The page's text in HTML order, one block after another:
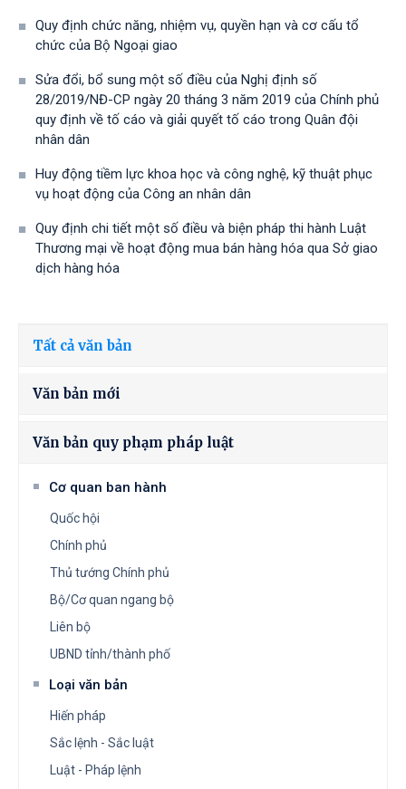
Quy định chức năng, nhiệm vụ, quyền hạn và cơ cấu tổ
chức của Bộ Ngoại giao
Sửa đổi, bổ sung một số điều của Nghị định số
28/2019/NĐ-CР ngày 20 tháng 3 năm 2019 của Chính phủ
quy định về tố cáo và giải quyết tố cáo trong Quân đội
nhân dân
Huy động tiềm lực khoa học và công nghệ, kỹ thuật phục
vụ hoạt động của Công an nhân dân
Quy định chi tiết một số điều và biện pháp thi hành Luật
Thương mại về hoạt động mua bán hàng hóa qua Sở giao
dịch hàng hóa
Tất cả văn bản
Văn bản mới
Văn bản quy phạm pháp luật
Cơ quan ban hành
Quốc hội
Chính phủ
Thủ tướng Chính phủ
Bộ/Cơ quan ngang bộ
Liên bộ
UBND tỉnh/thành phố
Loại văn bản
Hiến pháp
Sắc lệnh - Sắc luật
Luật - Pháp lệnh